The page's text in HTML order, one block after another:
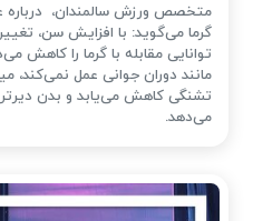
متخصص ورزش سالمندان،
گرما می‌گوید: با افزایش سن،
توانایی مقابله با گرما را
مانند دوران جوانی عمل
تشنگی کاهش می‌یابد و بدن
می‌دهد.